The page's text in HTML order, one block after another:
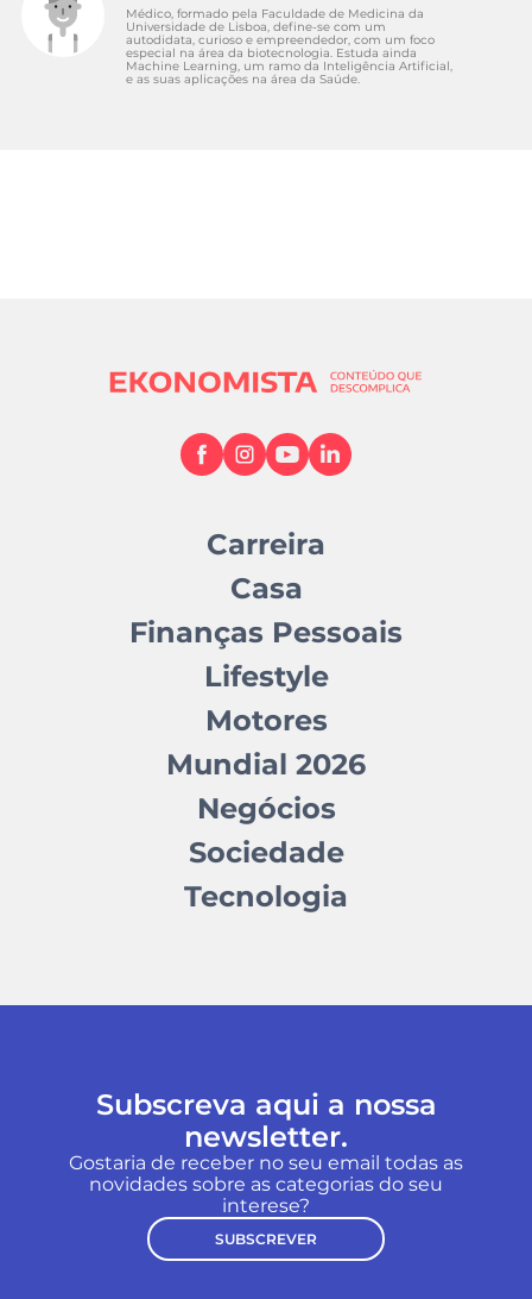
Médico, formado pela Faculdade de Medicina da
Universidade de Lisboa, define-se com um
autodidata, curioso e empreendedor, com um foco
especial na área da biotecnologia. Estuda ainda
Machine Learning, um ramo da Inteligência Artificial,
e as suas aplicações na área da Saúde.
Carreira
Casa
Finanças Pessoais
Lifestyle
Motores
Mundial 2026
Negócios
Sociedade
Tecnologia
Subscreva aqui a nossa
newsletter.
Gostaria de receber no seu email todas as
novidades sobre as categorias do seu
interese?
SUBSCREVER